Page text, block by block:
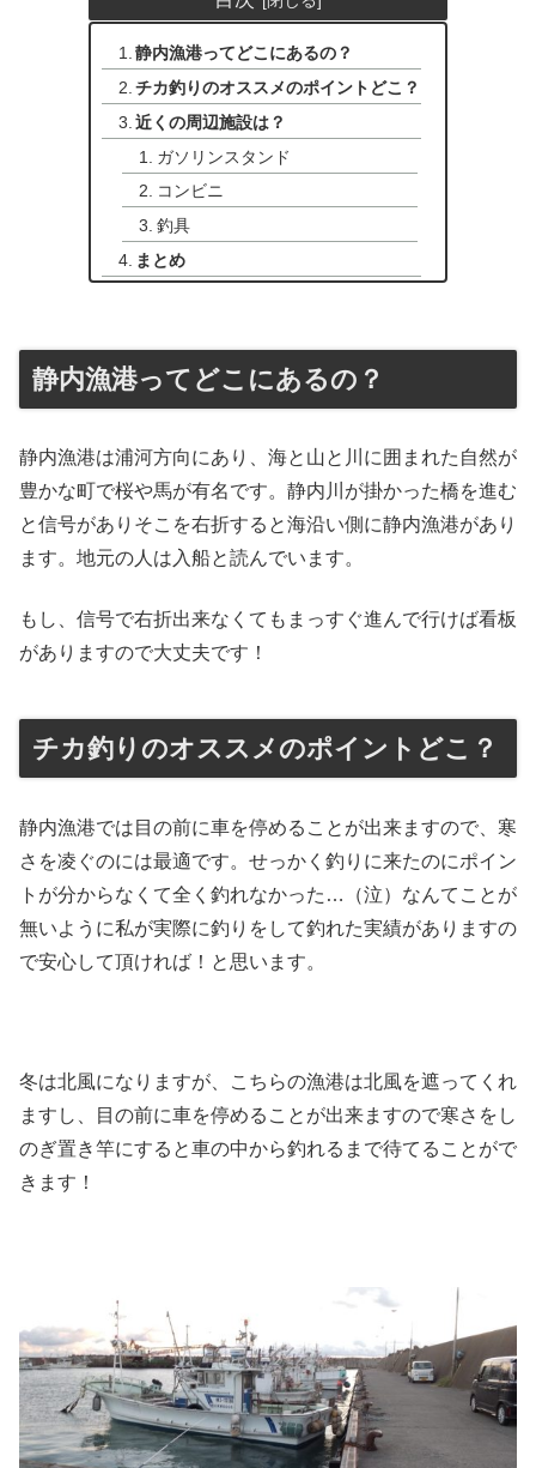
静内漁港ってどこにあるの？
チカ釣りのオススメのポイントどこ？
近くの周辺施設は？
ガソリンスタンド
コンビニ
釣具
まとめ
静内漁港ってどこにあるの？
静内漁港は浦河方向にあり、海と山と川に囲まれた自然が
豊かな町で桜や馬が有名です。静内川が掛かった橋を進む
と信号がありそこを右折すると海沿い側に静内漁港があり
ます。地元の人は入船と読んでいます。
もし、信号で右折出来なくてもまっすぐ進んで行けば看板
がありますので大丈夫です！
チカ釣りのオススメのポイントどこ？
静内漁港では目の前に車を停めることが出来ますので、寒
さを凌ぐのには最適です。せっかく釣りに来たのにポイン
トが分からなくて全く釣れなかった…（泣）なんてことが
無いように私が実際に釣りをして釣れた実績がありますの
で安心して頂ければ！と思います。
冬は北風になりますが、こちらの漁港は北風を遮ってくれ
ますし、目の前に車を停めることが出来ますので寒さをし
のぎ置き竿にすると車の中から釣れるまで待てることがで
きます！